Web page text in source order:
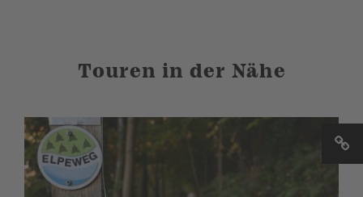
Touren in der Nähe